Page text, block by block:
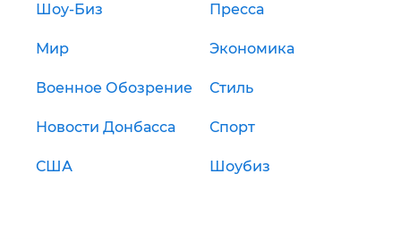
Шоу-Биз Пресса
Мир Экономика
Военное Обозрение Стиль
Новости Донбасса Спорт
США Шоубиз